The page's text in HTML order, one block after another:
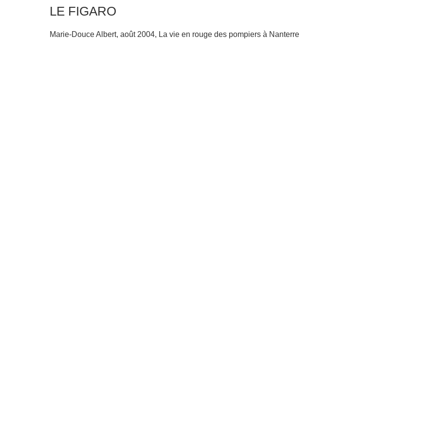
LE FIGARO
Marie-Douce Albert, août 2004, La vie en rouge des pompiers à Nanterre